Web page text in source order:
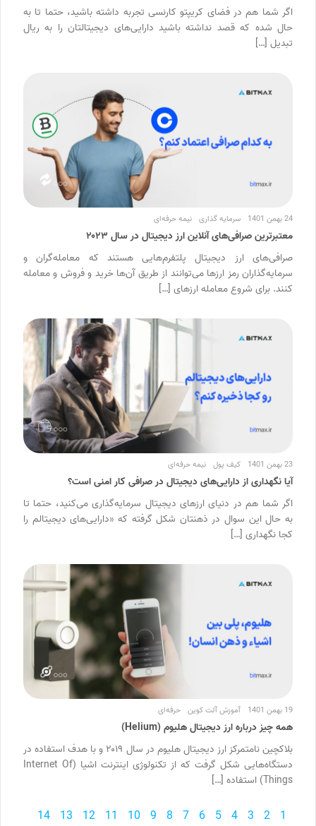
اگر شما هم در فضای کریپتو کارنسی تجربه داشته باشید، حتما تا به
حال شده که قصد نداشته باشید دارایی‌های دیجیتالتان را به ریال
تبدیل […]
24 بهمن 1401 سرمایه گذاری نیمه حرفه‌ای
معتبرترین صرافی‌های آنلاین ارز دیجیتال در سال ۲۰۲۳
صرافی‌های ارز دیجیتال پلتفرم‌هایی هستند که معامله‌گران و
سرمایه‌گذاران رمز ارزها می‌توانند از طریق آن‌ها خرید و فروش و معامله
کنند. برای شروع معامله ارزهای […]
23 بهمن 1401 کیف پول نیمه حرفه‌ای
آیا نگهداری از دارایی‌های دیجیتال در صرافی کار امنی است؟
اگر شما هم در دنیای ارزهای دیجیتال سرمایه‌گذاری می‌کنید، حتما تا
به حال این سوال در ذهنتان شکل گرفته که «دارایی‌های دیجیتالم را
کجا نگهداری […]
19 بهمن 1401 آموزش آلت کوین حرفه‌ای
همه چیز درباره ارز دیجیتال هلیوم (Helium)
بلاکچین نامتمرکز ارز دیجیتال هلیوم در سال ۲۰۱۹ و با هدف استفاده در
دستگاه‌هایی شکل گرفت که از تکنولوژی اینترنت اشیا (Internet Of
Things) استفاده […]
1
2
3
4
5
6
7
8
9
10
11
12
13
14